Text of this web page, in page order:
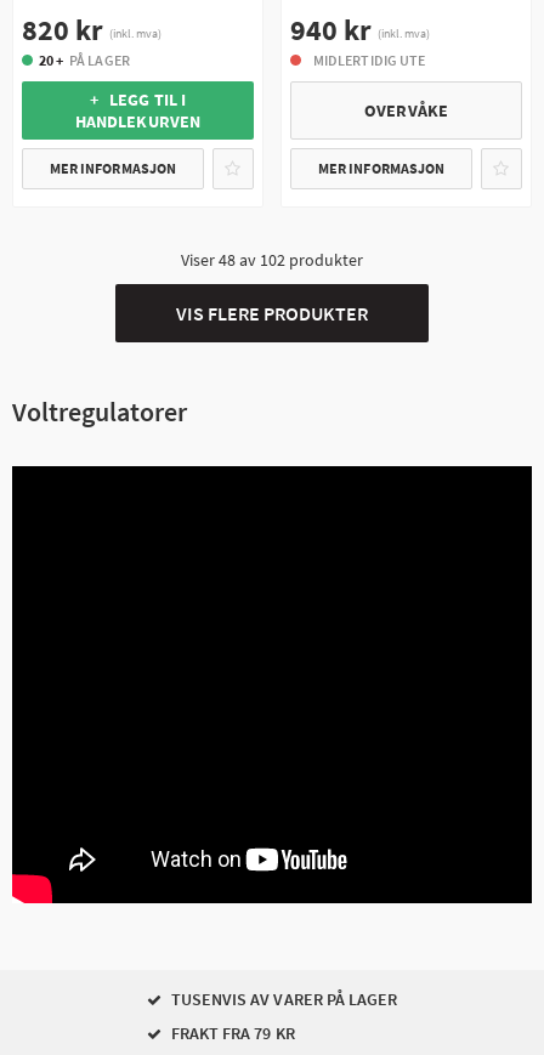
820 kr (inkl. mva)
20 + PÅ LAGER
+ LEGG TIL I
HANDLEKURVEN
MER INFORMASJON
940 kr (inkl. mva)
MIDLERTIDIG UTE
OVERVÅKE
MER INFORMASJON
Viser48av 102 produkter
VIS FLERE PRODUKTER
Voltregulatorer
TUSENVIS AV VARER PÅ LAGER
FRAKT FRA 79 KR